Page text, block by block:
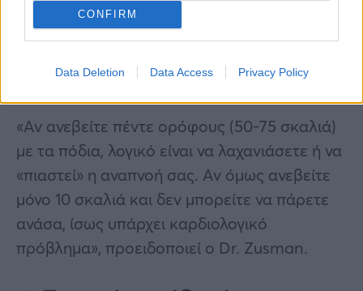
CONFIRM
Data Deletion Data Access Privacy Policy
λαχάνιασμα, δυσκολία στην αναπνοή). Όταν
είναι ανεξήγητη και εκδηλώνεται με την
παραμικρή σωματική προσπάθεια, μπορεί να
οφείλεται σε πρόβλημα στην καρδιά.
«Αν ανεβείτε πέντε ορόφους (50-75 σκαλιά)
με τα πόδια, λογικό είναι να λαχανιάσετε ή να
«πιαστεί» η αναπνοή σας. Αν όμως ανεβείτε
μόνο 10 σκαλιά και δεν μπορείτε να πάρετε
ανάσα, ίσως υπάρχει καρδιολογικό
πρόβλημα», προειδοποιεί ο Dr. Zusman.